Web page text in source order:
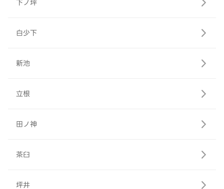
下ノ坪
白少下
新池
立根
田ノ神
茶臼
坪井